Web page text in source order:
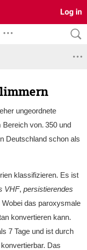
Log in
ungeordnete
Bereich von. 350 und
Deutschland schon als
klassifizieren. Es ist
VHF, persistierendes
das paroxysmale
konvertieren kann.
7 Tage und ist durch
Das